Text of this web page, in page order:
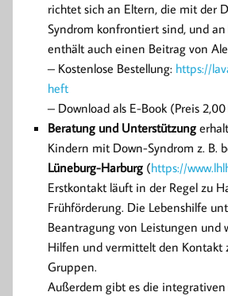
richtet sich an Eltern, die mit der
Syndrom konfrontiert sind, und an
enthält auch einen Beitrag von
– Kostenlose Bestellung: https://
heft
– Download als E-Book (Preis
Beratung und Unterstützung
Kindern mit Down-Syndrom z. B.
Lüneburg-Harburg (https://
Erstkontakt läuft in der Regel zu
Frühförderung. Die Lebenshilfe
Beantragung von Leistungen und
Hilfen und vermittelt den Kontakt
Gruppen.
Außerdem gibt es die